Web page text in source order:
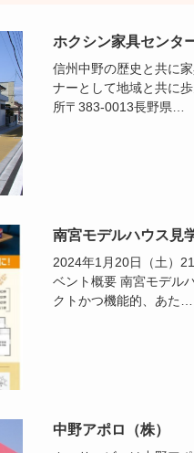
ホクシン家具センタ
信州中野の歴史と共に
ナーとして地域と共に
所〒383-0013長野県…
南宮モデルハウス見
2024年1月20日（土）
ベント概要 南宮モデル
クトかつ機能的、あた…
中野アポロ（株）